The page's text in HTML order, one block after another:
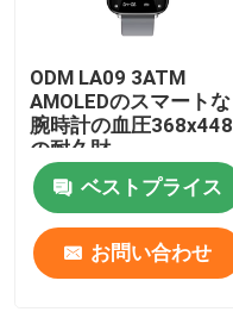
ODM LA09 3ATM
AMOLEDのスマートな
腕時計の血圧368x448
の耐久財
ベストプライス
お問い合わせ